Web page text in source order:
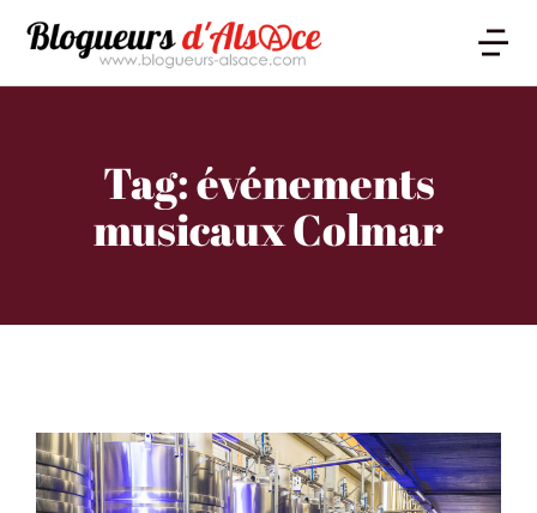
Tag: événements
musicaux Colmar